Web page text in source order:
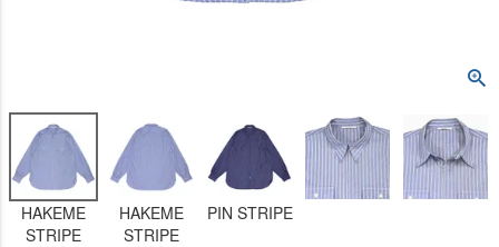
HAKEME
STRIPE
HAKEME
STRIPE
PIN STRIPE